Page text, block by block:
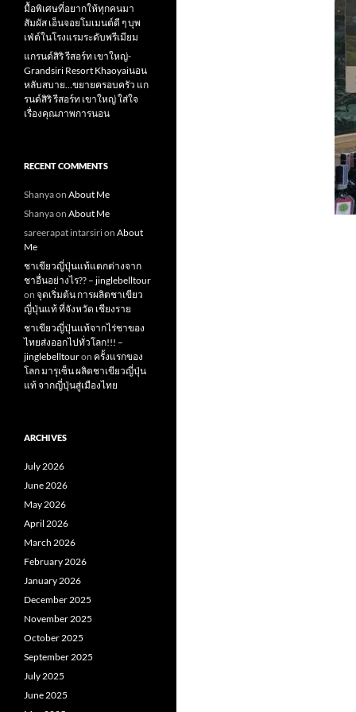
มื้อพิเศษที่อยากให้ทุกคนมา
สัมผัส เอ็นจอยโมเมนต์ดี ๆ บุพ
เฟ่ต์ในโรงแรมระดับพรีเมียม
แกรนด์สิริ​ รีสอร์ท​ เขาใหญ่​-
Grandsiri​ Resort​ Khaoyaiนอน
หลับสบาย…ขยายครอบครัว แก
รนด์สิริ รีสอร์ท เขาใหญ่ ใส่ใจ
เรื่องคุณภาพการนอน
RECENT COMMENTS
Shanyaon About Me
Shanyaon About Me
sareerapat intarsirion About
Me
ชาเขียวญี่ปุ่นแท้แตกต่างจาก
ชาอื่นอย่างไร?? – jinglebelltour
on จุดเริ่มต้น การผลิตชาเขียว
ญี่ปุ่นแท้ ที่จังหวัด เชียงราย
ชาเขียวญี่ปุ่นแท้จากไร่ชาของ
ไทยส่งออกไปทั่วโลก!!! –
jinglebelltouron ครั้งแรกของ
โลก มารุเซ็น ผลิตชาเขียวญี่ปุ่น
แท้ จากญี่ปุ่นสู่เมืองไทย
ARCHIVES
July 2026
June 2026
May 2026
April 2026
March 2026
February 2026
January 2026
December 2025
November 2025
October 2025
September 2025
July 2025
June 2025